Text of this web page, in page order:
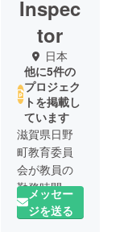
Inspec
tor
日本
他に5件の
プロジェク
トを掲載し
ています
滋賀県日野
町教育委員
会が教員の
勤務時間を
改ざんする
よう指示し
メッセー
ジを送る